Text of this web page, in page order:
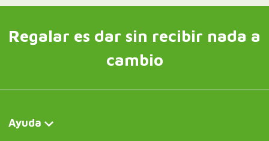
Regalar es dar sin recibir nada a
cambio
Ayuda